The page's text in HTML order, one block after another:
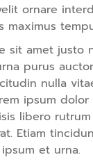
ornare
maximus
sit amet justo
purus
nulla
ipsum
libero
Etiam
et urna.